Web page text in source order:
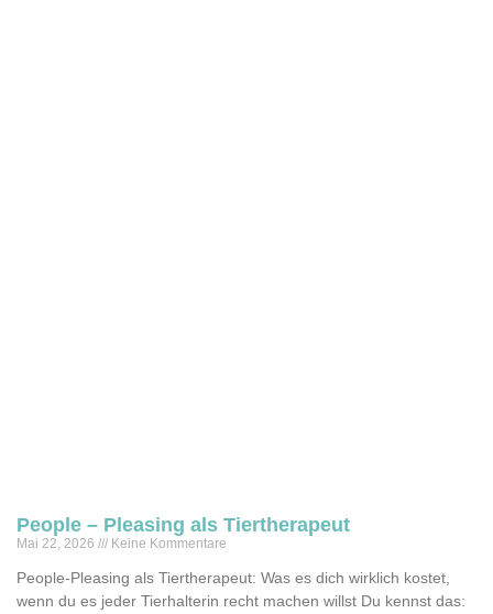
People – Pleasing als Tiertherapeut
Mai 22, 2026 Keine Kommentare
People-Pleasing als Tiertherapeut: Was es dich wirklich kostet,
wenn du es jeder Tierhalterin recht machen willst Du kennst das: